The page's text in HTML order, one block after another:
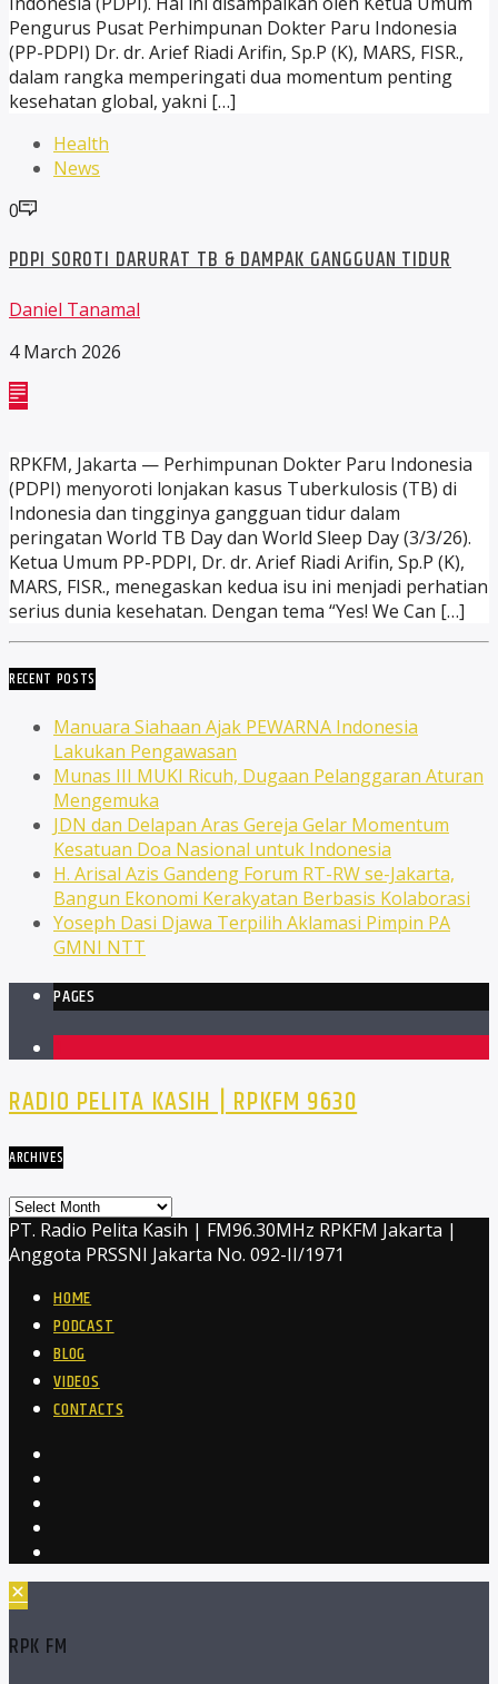
Pengurus Pusat Perhimpunan Dokter Paru Indonesia
(PP-PDPI) Dr. dr. Arief Riadi Arifin, Sp.P (K), MARS, FISR.,
dalam rangka memperingati dua momentum penting
kesehatan global, yakni […]
Health
News
0
PDPI SOROTI DARURAT TB & DAMPAK GANGGUAN TIDUR
Daniel Tanamal
4 March 2026
RPKFM, Jakarta — Perhimpunan Dokter Paru Indonesia
(PDPI) menyoroti lonjakan kasus Tuberkulosis (TB) di
Indonesia dan tingginya gangguan tidur dalam
peringatan World TB Day dan World Sleep Day (3/3/26).
Ketua Umum PP-PDPI, Dr. dr. Arief Riadi Arifin, Sp.P (K),
MARS, FISR., menegaskan kedua isu ini menjadi perhatian
serius dunia kesehatan. Dengan tema “Yes! We Can […]
RECENT POSTS
Manuara Siahaan Ajak PEWARNA Indonesia
Lakukan Pengawasan
Munas III MUKI Ricuh, Dugaan Pelanggaran Aturan
Mengemuka
JDN dan Delapan Aras Gereja Gelar Momentum
Kesatuan Doa Nasional untuk Indonesia
H. Arisal Azis Gandeng Forum RT-RW se-Jakarta,
Bangun Ekonomi Kerakyatan Berbasis Kolaborasi
Yoseph Dasi Djawa Terpilih Aklamasi Pimpin PA
GMNI NTT
PAGES
RADIO PELITA KASIH | RPKFM 9630
ARCHIVES
Archives
PT. Radio Pelita Kasih | FM96.30MHz RPKFM Jakarta |
Anggota PRSSNI Jakarta No. 092-II/1971
HOME
PODCAST
BLOG
VIDEOS
CONTACTS
RPK FM